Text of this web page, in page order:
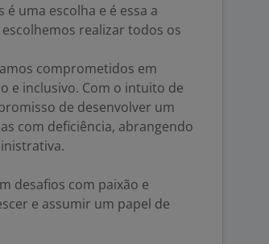
uma escolha e é essa a
realizar todos os
comprometidos em
e inclusivo. Com o intuito de
de desenvolver um
com deficiência, abrangendo
desafios com paixão e
e assumir um papel de